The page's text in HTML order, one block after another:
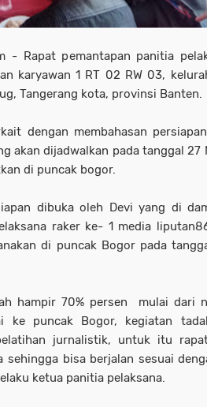
- Rapat pemantapan panitia
karyawan 1 RT 02 RW 03,
Tangerang kota, provinsi Banten.
dengan membahasan
akan dijadwalkan pada tanggal 27
di puncak bogor.
dibuka oleh Devi yang di
raker ke- 1 media
di puncak Bogor pada
hampir 70% persen mulai dari
ke puncak Bogor, kegiatan
jurnalistik, untuk itu
bisa berjalan sesuai
ketua panitia pelaksana.